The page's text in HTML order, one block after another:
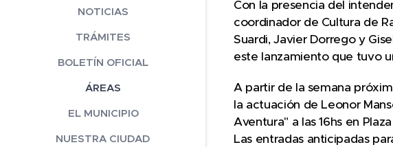
NOTICIAS
TRÁMITES
BOLETÍN OFICIAL
ÁREAS
EL MUNICIPIO
NUESTRA CIUDAD
Con la presencia del
coordinador de Cultura de
Suardi, Javier Dorrego y
este lanzamiento que tuvo
A partir de la semana
la actuación de Leonor
Aventura" a las 16hs en
Las entradas anticipadas